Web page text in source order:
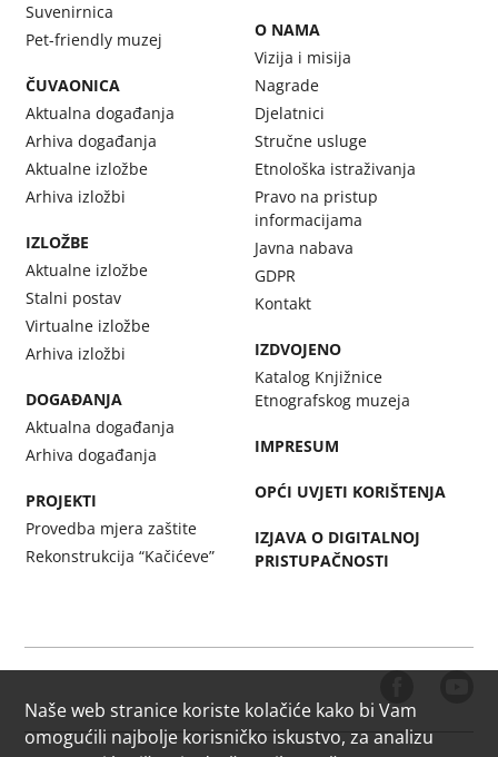
Suvenirnica
Pet-friendly muzej
ČUVAONICA
Aktualna događanja
Arhiva događanja
Aktualne izložbe
Arhiva izložbi
IZLOŽBE
Aktualne izložbe
Stalni postav
Virtualne izložbe
Arhiva izložbi
DOGAĐANJA
Aktualna događanja
Arhiva događanja
PROJEKTI
Provedba mjera zaštite
Rekonstrukcija “Kačićeve”
O NAMA
Vizija i misija
Nagrade
Djelatnici
Stručne usluge
Etnološka istraživanja
Pravo na pristup
informacijama
Javna nabava
GDPR
Kontakt
IZDVOJENO
Katalog Knjižnice
Etnografskog muzeja
IMPRESUM
OPĆI UVJETI KORIŠTENJA
IZJAVA O DIGITALNOJ
PRISTUPAČNOSTI
Naše web stranice koriste kolačiće kako bi Vam
omogućili najbolje korisničko iskustvo, za analizu